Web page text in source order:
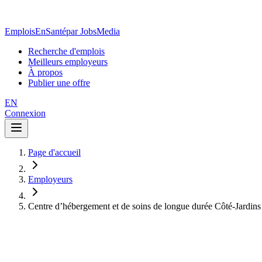
EmploisEnSantépar JobsMedia
Recherche d'emplois
Meilleurs employeurs
À propos
Publier une offre
EN
Connexion
Page d'accueil
Employeurs
Centre d’hébergement et de soins de longue durée Côté-